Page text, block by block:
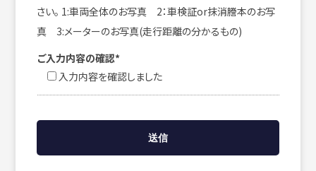
さい。 1:車両全体のお写真 2：車検証or抹消謄本のお写
真 3:メーターのお写真(走行距離の分かるもの)
ご入力内容の確認*
入力内容を確認しました